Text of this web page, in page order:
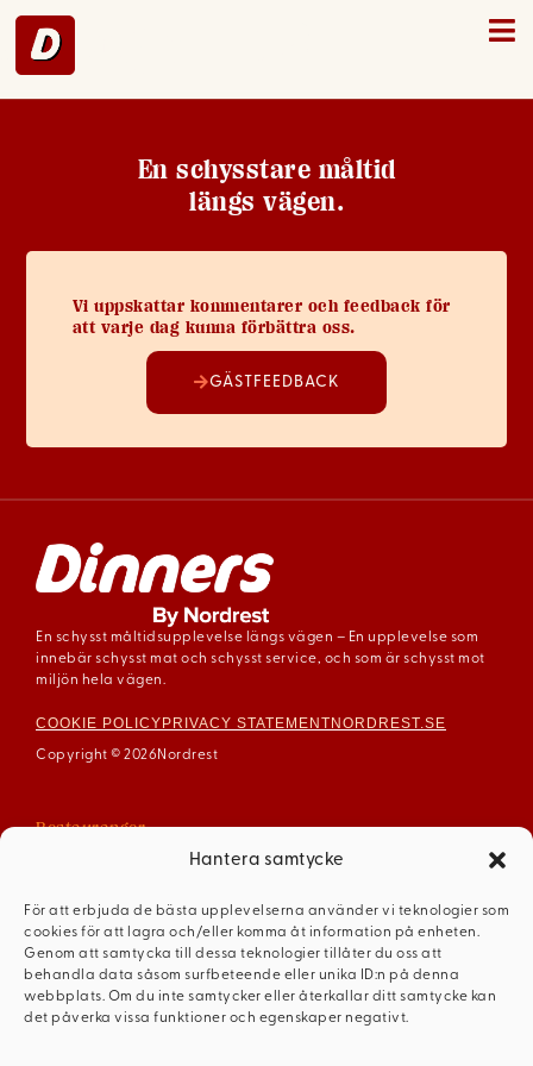
Hantera samtycke
För att erbjuda de bästa upplevelserna använder vi teknologier som
cookies för att lagra och/eller komma åt information på enheten.
Genom att samtycka till dessa teknologier tillåter du oss att
behandla data såsom surfbeteende eller unika ID:n på denna
webbplats. Om du inte samtycker eller återkallar ditt samtycke kan
det påverka vissa funktioner och egenskaper negativt.
Arboga – 42
En schysstare måltid
längs vägen.
Vi uppskattar kommentarer och feedback för
att varje dag kunna förbättra oss.
GÄSTFEEDBACK
En schysst måltidsupplevelse längs vägen – En upplevelse som
innebär schysst mat och schysst service, och som är schysst mot
miljön hela vägen.
COOKIE POLICY PRIVACY STATEMENT NORDREST.SE
Copyright © 2026 Nordrest
Restauranger
Gävle
Mariestad
Mellerud
Ödeshög